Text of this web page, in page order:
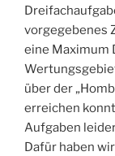
vorgegebenes
eine Maximum
über der
erreichen
Aufgaben
Dafür haben